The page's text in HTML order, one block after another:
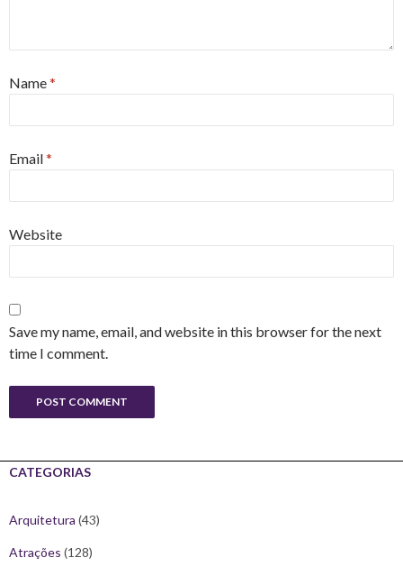
Name*
Email*
Website
Save my name, email, and website in this browser for the next
time I comment.
CATEGORIAS
Arquitetura (43)
Atrações (128)